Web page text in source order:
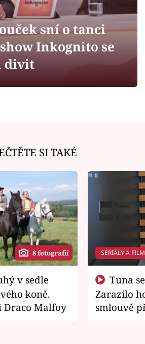
Karlovy Vary
sní o tanci
Inkognito se
divit
SI TAKÉ
8 fotografií
koně.
Draco Malfoy
SERIÁLY A
Zarazilo
smlouvě